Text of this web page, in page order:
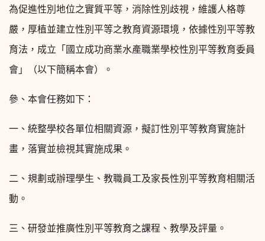
為促進性別地位之實質平等，消除性別歧視，維護人格尊
嚴，厚植並建立性別平等之教育資源環境，依據性別平等教
育法，成立「國立成功商業水產職業學校性別平等教育委員
會」（以下簡稱本會）。
參、本會任務如下：
一、統整學校各單位相關資源，擬訂性別平等教育實施計
畫，落實並檢視其實施成果。
二、規劃或辦理學生、教職員工及家長性別平等教育相關活
動。
三、研發並推廣性別平等教育之課程、教學及評量。